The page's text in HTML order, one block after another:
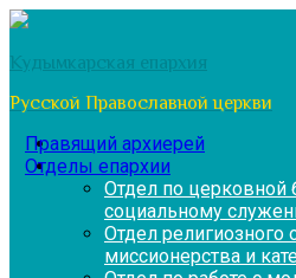
Перейти
содержимому
Кудымкарская епархия
Русской Православной церкви
Правящий архиерей
Отделы епархии
Отдел по церковной
социальному
Отдел религиозного
миссионерства и